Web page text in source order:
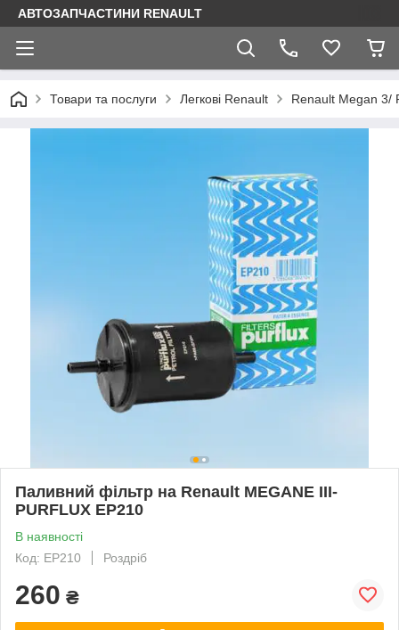
АВТОЗАПЧАСТИНИ RENAULT
Товари та послуги Легкові Renault Renault Megan 3/
Паливний фільтр на Renault MEGANE III-
PURFLUX EP210
В наявності
Код: EP210
Роздріб
260 ₴